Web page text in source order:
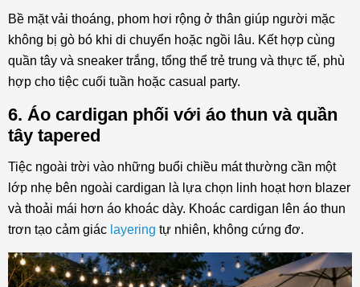
Bề mặt vải thoáng, phom hơi rộng ở thân giúp người mặc
không bị gò bó khi di chuyển hoặc ngồi lâu. Kết hợp cùng
quần tây và sneaker trắng, tổng thể trẻ trung và thực tế, phù
hợp cho tiệc cuối tuần hoặc casual party.
6. Áo cardigan phối với áo thun và quần
tây tapered
Tiệc ngoài trời vào những buổi chiều mát thường cần một
lớp nhẹ bên ngoài cardigan là lựa chọn linh hoạt hơn blazer
và thoải mái hơn áo khoác dày. Khoác cardigan lên áo thun
trơn tạo cảm giác layering tự nhiên, không cứng đơ.